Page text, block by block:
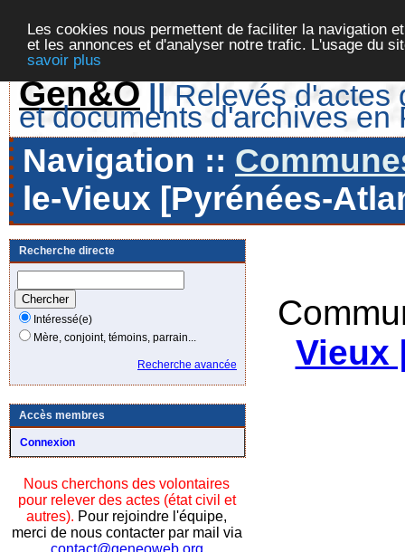
Les cookies nous permettent de faciliter la navigation
et les annonces et d'analyser notre trafic. L'usage du
savoir plus
Gen&O || Relevés d'actes
et documents d'archives en
Navigation ::
le-Vieux [Pyrénées-
Recherche directe
Intéressé(e)
Mère, conjoint, témoins, parrain...
Recherche avancée
Accès membres
Connexion
Nous cherchons des volontaires
pour relever des actes (état civil et
autres). Pour rejoindre l'équipe,
merci de nous contacter par mail via
contact@geneoweb.org
Vieux